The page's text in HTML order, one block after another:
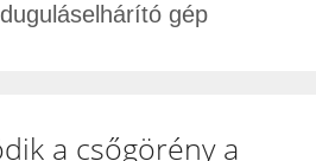
gép
a csőgörény a